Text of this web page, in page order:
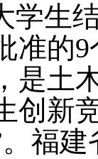
学生
准的9
是土
创新
福